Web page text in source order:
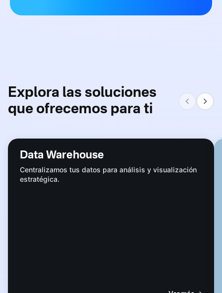
Explora las soluciones
que ofrecemos para ti
Data Warehouse
Centralizamos tus datos para análisis y visualización
estratégica.